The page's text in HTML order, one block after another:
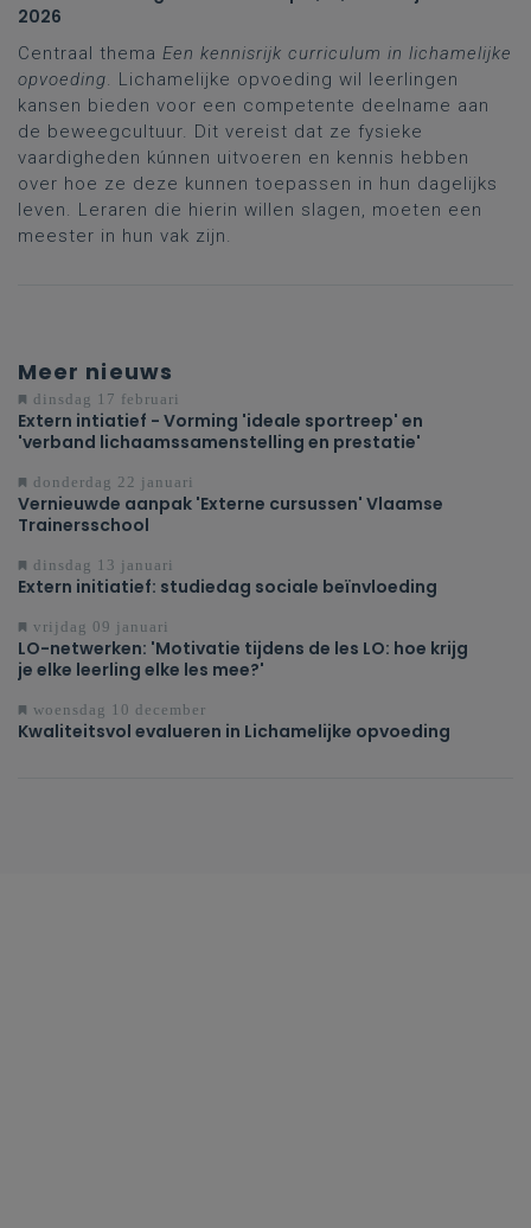
2026
Centraal thema Een kennisrijk curriculum in lichamelijke
opvoeding . Lichamelijke opvoeding wil leerlingen
kansen bieden voor een competente deelname aan
de beweegcultuur. Dit vereist dat ze fysieke
vaardigheden kúnnen uitvoeren en kennis hebben
over hoe ze deze kunnen toepassen in hun dagelijks
leven. Leraren die hierin willen slagen, moeten een
meester in hun vak zijn.
Meer nieuws
dinsdag 17 februari
Extern intiatief - Vorming 'ideale sportreep' en
'verband lichaamssamenstelling en prestatie'
donderdag 22 januari
Vernieuwde aanpak 'Externe cursussen' Vlaamse
Trainersschool
dinsdag 13 januari
Extern initiatief: studiedag sociale beïnvloeding
vrijdag 09 januari
LO-netwerken: 'Motivatie tijdens de les LO: hoe krijg
je elke leerling elke les mee?'
woensdag 10 december
Kwaliteitsvol evalueren in Lichamelijke opvoeding